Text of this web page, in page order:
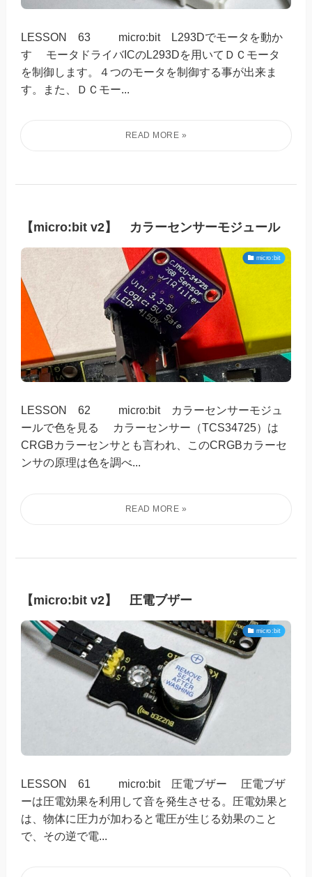
LESSON 63 micro:bit L293Dでモータを動か
す モータドライバICのL293Dを用いてＤＣモータ
を制御します。４つのモータを制御する事が出来ま
す。また、ＤＣモー...
【micro:bit v2】 カラーセンサーモジュール
micro:bit
LESSON 62 micro:bit カラーセンサーモジュ
ールで色を見る カラーセンサー（TCS34725）は
CRGBカラーセンサとも言われ、このCRGBカラーセ
ンサの原理は色を調べ...
【micro:bit v2】 圧電ブザー
micro:bit
LESSON 61 micro:bit 圧電ブザー 圧電ブザ
ーは圧電効果を利用して音を発生させる。圧電効果と
は、物体に圧力が加わると電圧が生じる効果のこと
で、その逆で電...